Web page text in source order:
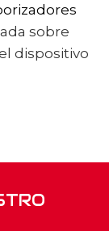
sobre
dispositivo